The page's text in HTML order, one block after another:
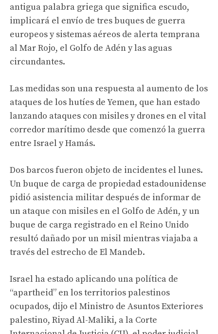
antigua palabra griega que significa escudo,
implicará el envío de tres buques de guerra
europeos y sistemas aéreos de alerta temprana
al Mar Rojo, el Golfo de Adén y las aguas
circundantes.
Las medidas son una respuesta al aumento de los
ataques de los hutíes de Yemen, que han estado
lanzando ataques con misiles y drones en el vital
corredor marítimo desde que comenzó la guerra
entre Israel y Hamás.
Dos barcos fueron objeto de incidentes el lunes.
Un buque de carga de propiedad estadounidense
pidió asistencia militar después de informar de
un ataque con misiles en el Golfo de Adén, y un
buque de carga registrado en el Reino Unido
resultó dañado por un misil mientras viajaba a
través del estrecho de El Mandeb.
Israel ha estado aplicando una política de
“apartheid” en los territorios palestinos
ocupados, dijo el Ministro de Asuntos Exteriores
palestino, Riyad Al-Maliki, a la Corte